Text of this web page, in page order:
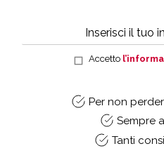
Accetto
Per non
Sempre
Tanti